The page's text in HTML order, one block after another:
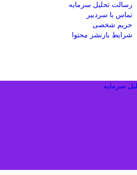
رسالت تحلیل سرمایه
تماس با سردبیر
حریم شخصی
شرایط بازنشر محتوا